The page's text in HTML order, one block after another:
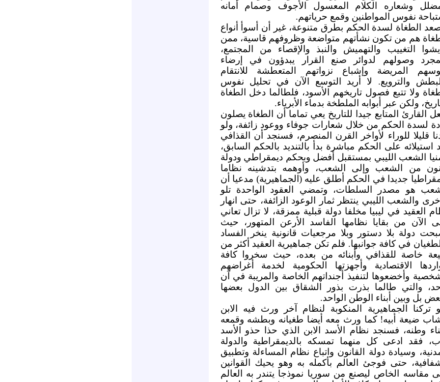
وشعاره الكلام المعسول الأجوف وصمام أمانه
نفوس المواطنين وقمع حرياتهم.
الطغاة لسدة الحكم بطرق متنوعة، غير أن أسوأ أنواع
هم من تكون نشأتهم متواضعة وظروفهم قاسية، ممن
التغييب والتهميش والنبذ والإقصاء من المجتمع،
وصولهم لدوائر صنع القرار يبدؤون في إرضاء
المريضة وإشباع نزواتهم المتعطشة للانتقام
والترويع. لا أريد التوسع الآن في تحليل نفوس
ولا تتبع فصول تاريخهم الأسود، فلطالما دخل الطغاة
ولكن عبر أبوابه الملطخة بدماء الأبرياء.
القارئ المتابع جيدا للتاريخ يعي تماما أن الطغاة يصلون
لسدة الحكم من خلال شعارات جوفاء ووعود زائفة، ولو
قليلا للوراء لأواخر القرن المنصرم، فسنجد أن القذافي
استيلائه على الحكم مباشرة بدأ بالتنديد بالحكم السابق،
الشعب الليبي بمستقبل أفضل وبحكم ديمقراطي ودولة
من الشعب وإلى الشعب، وأوهمه بتدشينه نظاما
جديدا في الحكم أطلق عليه (الجماهيرية) مدعيا أن
هو مصدر السلطات، وتمضي العقود الواحدة تلو
والشعب الليبي ينتظر ثمار الوعود الزائفة، حتى انهار
العقيد في ليبيا مخلفا دولة قبلية ممزقة، لا تزال تعاني
الآن من بقايا نظامها الفاسد الأرعن المتهور، حيث
دولة بلا دستور وبلا مرجعيات قانونية ينخر الفساد
في كافة جوانبها. فلم تكن جماهيرية العقيد أكثر من
خاصة للقذافي وأبنائه من بعده، حيث سخروا كافة
الاقتصادية وأجهزتها الحكومية لخدمة أغراضهم
وأخضعوها لتنفيذ أجنداتهم الخاصة والمريبة في آن
والتي طالما بذرت بذور الشقاق بين الدول بعضها
بل وبين أبناء الوطن الواحد.
تركنا الجماهيرية المنكوبة لنظام آخر ورث فيه الابن
ضيعة أبيه! كما ورث معه أيضا طغيانه وبطشه وقمعه
وطنه، فسنجد نظام الأسد الابن الذي حذا حذو الأسد
فقد ادعى كل منهما تمسكه بالديمقراطية والدولة
وسيادة دولة القانون واتباع نظام المساءلة وتطبيق
حتى فوجئ العالم بأكمله به وهو يحيك القوانين
مقاسه الخاص ليصنع من سوريا نموذجا يتندر به العالم